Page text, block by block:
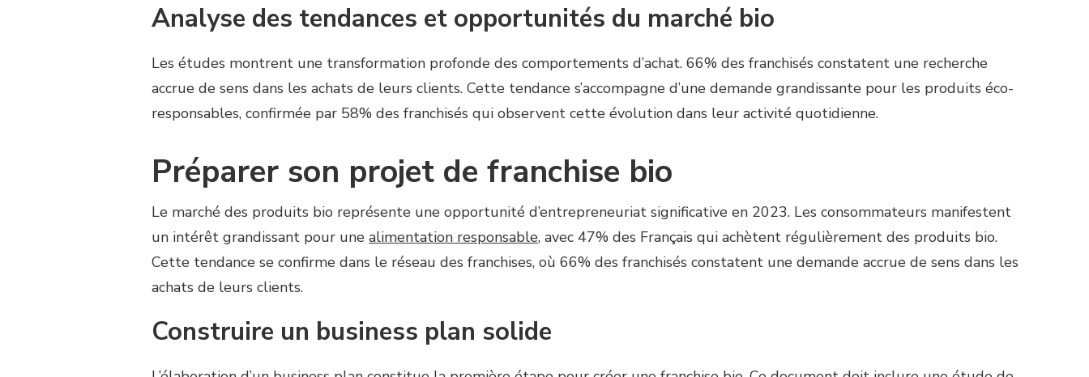
Analyse des tendances et opportunités du marché bio
Les études montrent une transformation profonde des comportements d’achat. 66% des franchisés constatent une recherche
accrue de sens dans les achats de leurs clients. Cette tendance s’accompagne d’une demande grandissante pour les produits éco-
responsables, confirmée par 58% des franchisés qui observent cette évolution dans leur activité quotidienne.
Préparer son projet de franchise bio
Le marché des produits bio représente une opportunité d’entrepreneuriat significative en 2023. Les consommateurs manifestent
un intérêt grandissant pour une alimentation responsable, avec 47% des Français qui achètent régulièrement des produits bio.
Cette tendance se confirme dans le réseau des franchises, où 66% des franchisés constatent une demande accrue de sens dans les
achats de leurs clients.
Construire un business plan solide